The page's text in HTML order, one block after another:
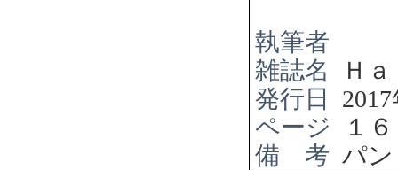
執筆者
雑誌名
Ｈ
発行日
2017
ページ
１
備 考 パ